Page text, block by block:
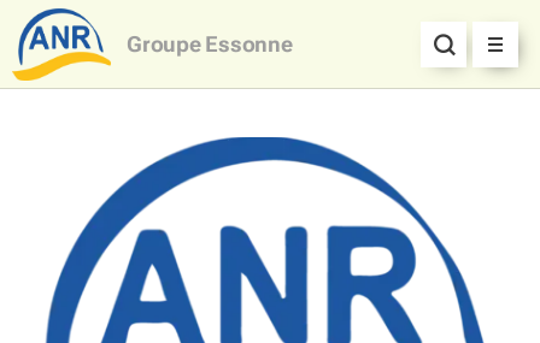
GroupeEssonne